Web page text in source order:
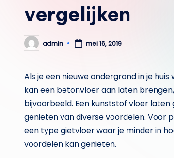
vergelijken
Geplaatst
door
admin mei 16, 2019
Als je een nieuwe ondergrond in je
kan een betonvloer aan laten
bijvoorbeeld. Een kunststof vloer
genieten van diverse voordelen. Voor
een type gietvloer waar je minder in
voordelen kan genieten.